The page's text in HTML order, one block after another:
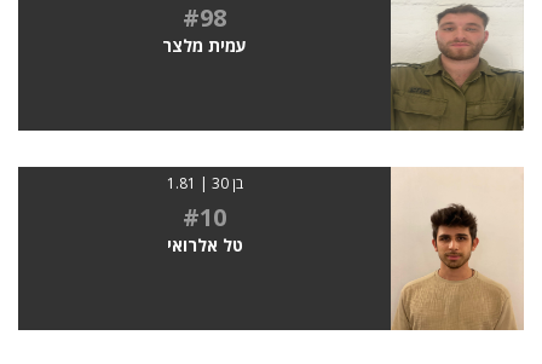
#98
עמית מלצר
בן 30 | 1.81
#10
טל אלרואי